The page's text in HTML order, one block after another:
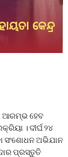
ଆରମ୍ଭ ହେବ
। ଦୀର୍ଘ ୨୪
ସଂଶୋଧନ ଅଭିଯାନ
ପ୍ରସ୍ତୁତି